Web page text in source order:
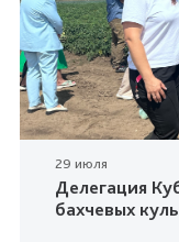
29 июля
Делегация
бахчевых